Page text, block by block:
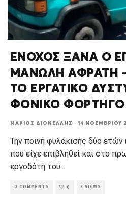
ΕΝΟΧΟΣ ΞΑΝΑ Ο
ΜΑΝΩΛΗ ΑΦΡΑΤΗ –
ΤΟ ΕΡΓΑΤΙΚΟ
ΦΟΝΙΚΟ ΦΟΡΤΗΓΟ
ΜΆΡΙΟΣ ΔΙΟΝΈΛΛΗΣ · 14 ΝΟΕΜΒΡΊΟΥ
Την ποινή φυλάκισης δύο ετών
που είχε επιβληθεί και στο
εργοδότη του...
0 COMMENTS 0 3 VIEWS